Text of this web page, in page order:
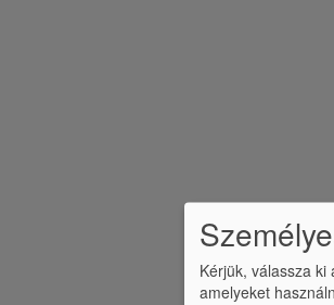
Kérjük, válassza
amelyeket